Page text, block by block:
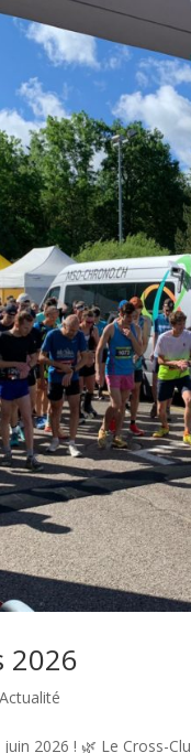
2026
Actualité
2026 ! 🌿 Le Cross-